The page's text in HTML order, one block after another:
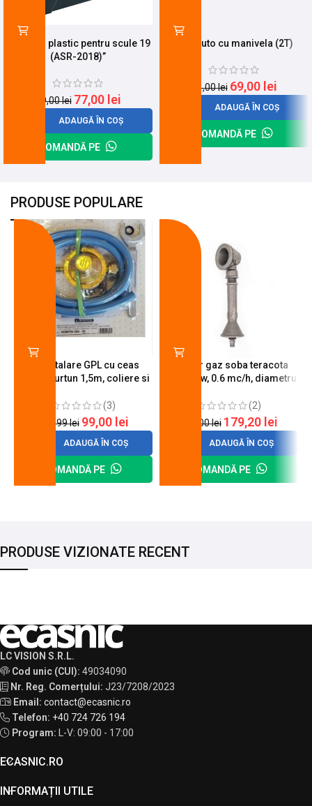
Cutie din plastic pentru scule 19
(ASR-2018)”
79,00lei 77,00 lei
ADAUGĂ ÎN COȘ
COMANDĂ PE
Cric auto cu manivela (2T)
91,00lei 69,00 lei
ADAUGĂ ÎN COȘ
COMANDĂ PE
PRODUSE POPULARE
Kit instalare GPL cu ceas
butelie, furtun 1,5m, coliere si
(3)
120,99lei 99,00 lei
ADAUGĂ ÎN COȘ
COMANDĂ PE
Arzator gaz soba teracota
A600, 6 kw, 0.6 mc/h, diametru
(2)
200,00lei 179,20 lei
ADAUGĂ ÎN COȘ
COMANDĂ PE
PRODUSE VIZIONATE RECENT
LC VISION S.R.L.
Cod unic (CUI): 49034090
Nr. Reg. Comerțului: J23/7208/2023
Email: contact@ecasnic.ro
Telefon: +40 724 726 194
Program: L-V: 09:00 - 17:00
ECASNIC.RO
INFORMAȚII UTILE